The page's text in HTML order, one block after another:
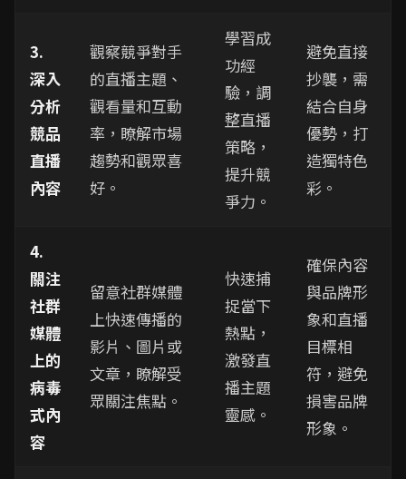
3.
深入
分析
競品
直播
內容
觀察競爭對手
的直播主題、
觀看量和互動
率，瞭解市場
趨勢和觀眾喜
好。
學習成
功經
驗，調
整直播
策略，
提升競
爭力。
避免直接
抄襲，需
結合自身
優勢，打
造獨特色
彩。
4.
關注
社群
媒體
上的
病毒
式內
容
留意社群媒體
上快速傳播的
影片、圖片或
文章，瞭解受
眾關注焦點。
快速捕
捉當下
熱點，
激發直
播主題
靈感。
確保內容
與品牌形
象和直播
目標相
符，避免
損害品牌
形象。